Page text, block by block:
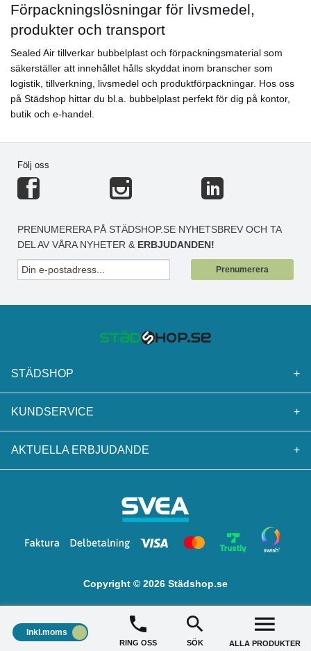
Förpackningslösningar för livsmedel,
produkter och transport
Sealed Air tillverkar bubbelplast och förpackningsmaterial som
säkerställer att innehållet hålls skyddat inom branscher som
logistik, tillverkning, livsmedel och produktförpackningar. Hos oss
på Städshop hittar du bl.a. bubbelplast perfekt för dig på kontor,
butik och e-handel.
Följ oss
PRENUMERERA PÅ STÄDSHOP.SE NYHETSBREV OCH TA
DEL AV VÅRA NYHETER & ERBJUDANDEN!
Prenumerera
STÄDSHOP +
KUNDSERVICE +
AKTUELLA ERBJUDANDE +
Copyright © 2026 Städshop.se
Inkl.moms
RING OSS SÖK ALLA PRODUKTER